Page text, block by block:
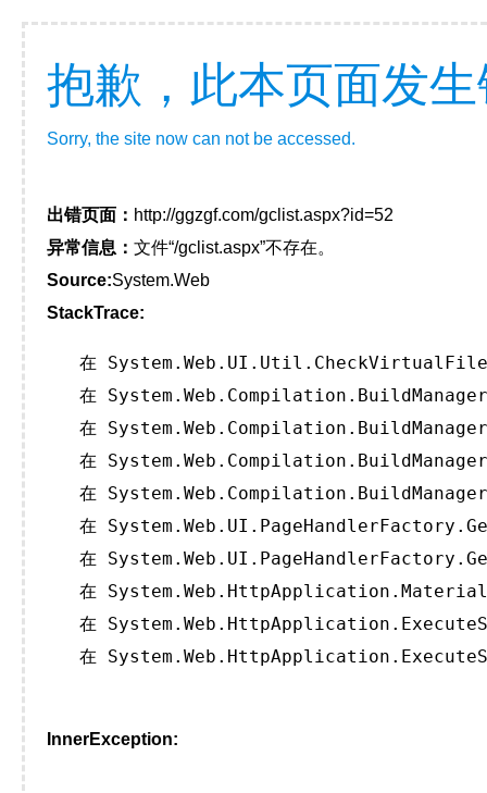
抱歉，此本页面发
Sorry, the site now can not be accessed.
出错页面： http://ggzgf.com/gclist.aspx?id=52
异常信息： 文件“/gclist.aspx”不存在。
Source:System.Web
StackTrace:
在
在
在
在
在
在
在
在
在
在
InnerException: